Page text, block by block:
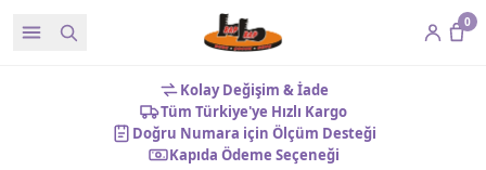
0
Kolay Değişim & İade
Tüm Türkiye'ye Hızlı Kargo
Doğru Numara için Ölçüm Desteği
Kapıda Ödeme Seçeneği